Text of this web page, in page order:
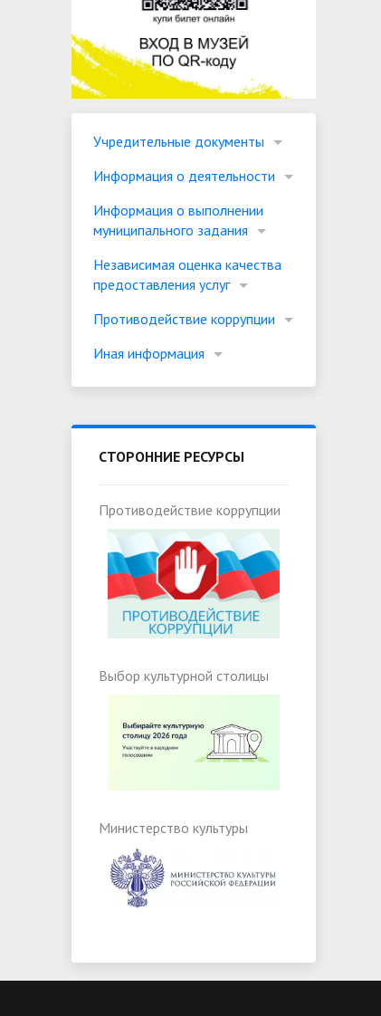
Учредительные документы
Информация о деятельности
Информация о выполнении
муниципального задания
Независимая оценка качества
предоставления услуг
Противодействие коррупции
Иная информация
СТОРОННИЕ РЕСУРСЫ
Противодействие коррупции
Выбор культурной столицы
Министерство культуры